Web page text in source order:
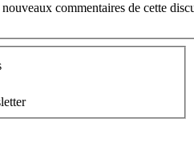
commentaires de cette